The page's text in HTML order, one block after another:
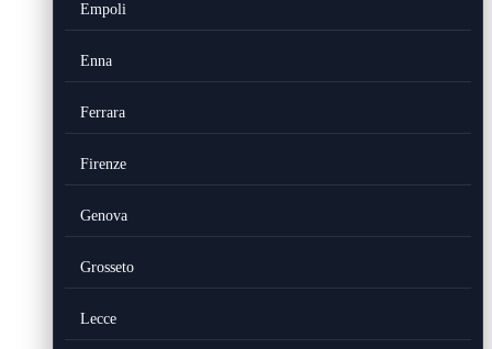
Empoli
Enna
Ferrara
Firenze
Genova
Grosseto
Lecce